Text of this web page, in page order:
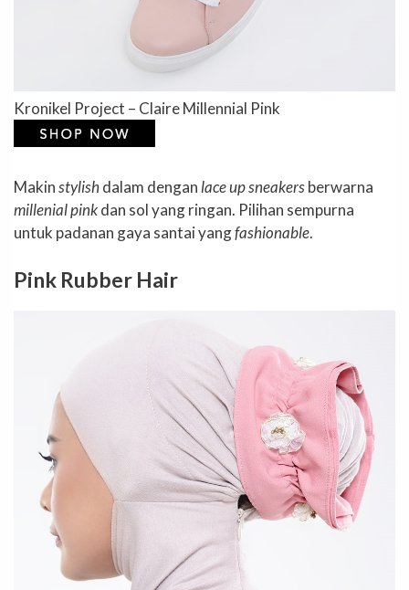
Kronikel Project – Claire Millennial Pink
Makinstylishdalam denganlace up sneakersberwarna
millenial pinkdan sol yang ringan. Pilihan sempurna
untuk padanan gaya santai yangfashionable.
Pink Rubber Hair